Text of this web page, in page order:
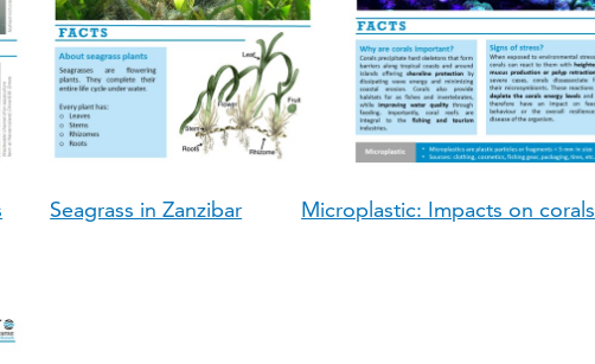
Seagrass in Zanzibar Microplastic: Impacts on corals